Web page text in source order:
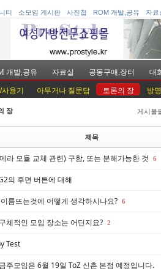
티 소모임 게시판 사진첩 ROM 개발,공유 자료
개발,공유 자료실 공동구매,장터 대
용기 아무거나 질문답 토론의 장 방
장 게시물
제목
라 모듈 교체 관련) 구함, 또는 분해가능한 것 6
의 후면 버튼에 대해
름뜨는것에 어떻게 생각하시나요? 6
체적인 모임 장소는 어딘지요? 2
Test
주모임은 6월 19일 ToZ 신촌 본점 예정입니다.